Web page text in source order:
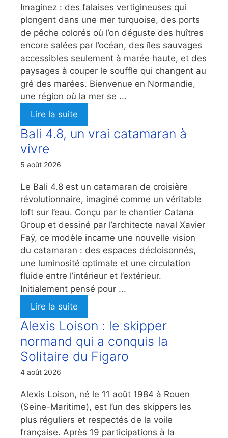
Imaginez : des falaises vertigineuses qui
plongent dans une mer turquoise, des ports
de pêche colorés où l’on déguste des huîtres
encore salées par l’océan, des îles sauvages
accessibles seulement à marée haute, et des
paysages à couper le souffle qui changent au
gré des marées. Bienvenue en Normandie,
une région où la mer se ...
Lire la suite
Bali 4.8, un vrai catamaran à
vivre
5 août 2026
Le Bali 4.8 est un catamaran de croisière
révolutionnaire, imaginé comme un véritable
loft sur l’eau. Conçu par le chantier Catana
Group et dessiné par l’architecte naval Xavier
Faÿ, ce modèle incarne une nouvelle vision
du catamaran : des espaces décloisonnés,
une luminosité optimale et une circulation
fluide entre l’intérieur et l’extérieur.
Initialement pensé pour ...
Lire la suite
Alexis Loison : le skipper
normand qui a conquis la
Solitaire du Figaro
4 août 2026
Alexis Loison, né le 11 août 1984 à Rouen
(Seine-Maritime), est l’un des skippers les
plus réguliers et respectés de la voile
française. Après 19 participations à la